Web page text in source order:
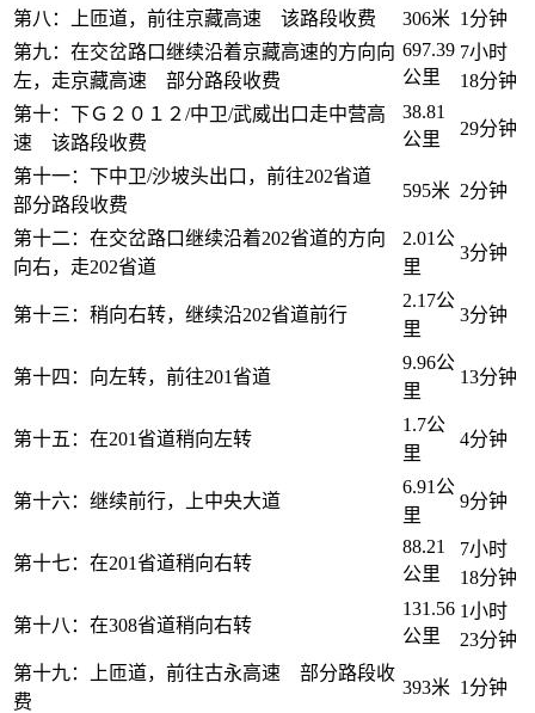
第八：上匝道，前往京藏高速 该路段收费 306米 1分钟
第九：在交岔路口继续沿着京藏高速的方向向
左，走京藏高速 部分路段收费
697.39
公里
7小时
18分钟
第十：下Ｇ２０１２/中卫/武威出口走中营高
速 该路段收费
38.81
公里
29分钟
第十一：下中卫/沙坡头出口，前往202省道
部分路段收费
595米 2分钟
第十二：在交岔路口继续沿着202省道的方向
向右，走202省道
2.01公
里
3分钟
第十三：稍向右转，继续沿202省道前行
2.17公
里
3分钟
第十四：向左转，前往201省道
9.96公
里
13分钟
第十五：在201省道稍向左转
1.7公
里
4分钟
第十六：继续前行，上中央大道
6.91公
里
9分钟
第十七：在201省道稍向右转
88.21
公里
7小时
18分钟
第十八：在308省道稍向右转
131.56
公里
1小时
23分钟
第十九：上匝道，前往古永高速 部分路段收
费
393米 1分钟